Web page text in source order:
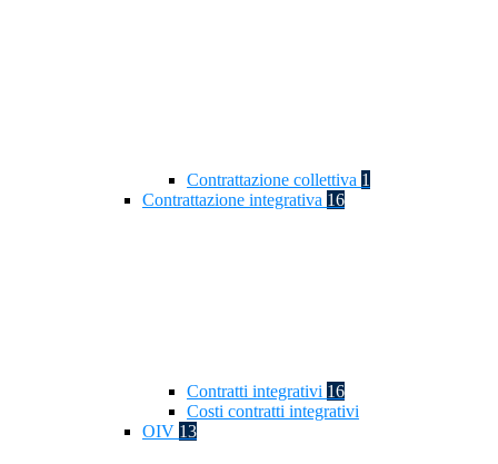
Contrattazione collettiva 1
Contrattazione integrativa 16
Contratti integrativi 16
Costi contratti integrativi
OIV 13